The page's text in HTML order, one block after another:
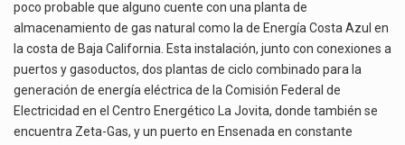
poco probable que alguno cuente con una planta de
almacenamiento de gas natural como la de Energía Costa Azul en
la costa de Baja California. Esta instalación, junto con conexiones a
puertos y gasoductos, dos plantas de ciclo combinado para la
generación de energía eléctrica de la Comisión Federal de
Electricidad en el Centro Energético La Jovita, donde también se
encuentra Zeta-Gas, y un puerto en Ensenada en constante